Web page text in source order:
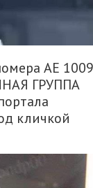
AE
ГРУППА
кличкой